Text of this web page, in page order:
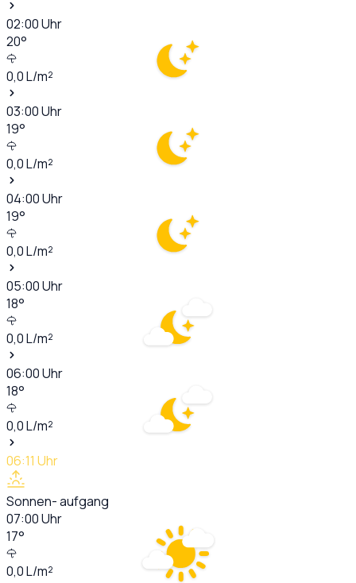
02:00Uhr
20°
0,0L/m²
03:00Uhr
19°
0,0L/m²
04:00Uhr
19°
0,0L/m²
05:00Uhr
18°
0,0L/m²
06:00Uhr
18°
0,0L/m²
06:11 Uhr
Sonnen- aufgang
07:00Uhr
17°
0,0L/m²